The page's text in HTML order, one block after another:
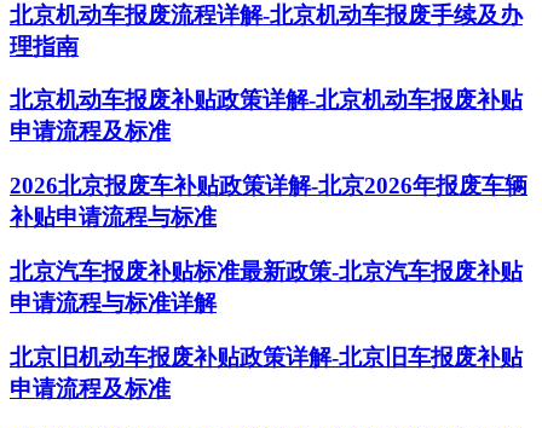
北京机动车报废流程详解-北京机动车报废手续及办
理指南
北京机动车报废补贴政策详解-北京机动车报废补贴
申请流程及标准
2026北京报废车补贴政策详解-北京2026年报废车辆
补贴申请流程与标准
北京汽车报废补贴标准最新政策-北京汽车报废补贴
申请流程与标准详解
北京旧机动车报废补贴政策详解-北京旧车报废补贴
申请流程及标准